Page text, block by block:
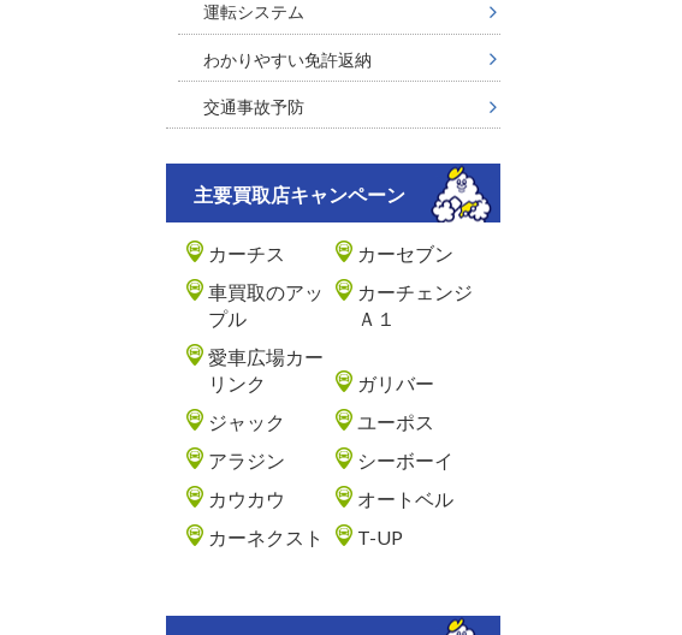
運転システム
わかりやすい免許返納
交通事故予防
主要買取店キャンペーン
カーチス
カーセブン
車買取のアッ
プル
カーチェンジ
Ａ１
愛車広場カー
リンク
ガリバー
ジャック
ユーポス
アラジン
シーボーイ
カウカウ
オートベル
カーネクスト
T-UP